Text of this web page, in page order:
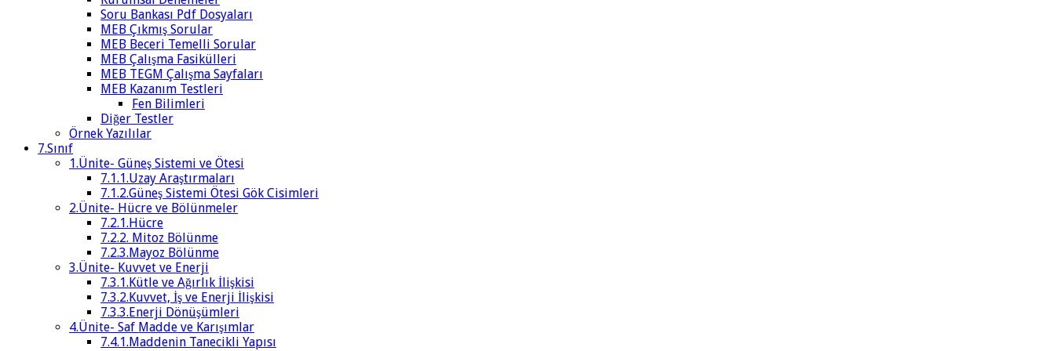
Soru Bankası Pdf Dosyaları
MEB Çıkmış Sorular
MEB Beceri Temelli Sorular
MEB Çalışma Fasikülleri
MEB TEGM Çalışma Sayfaları
MEB Kazanım Testleri
Fen Bilimleri
Diğer Testler
Örnek Yazılılar
7.Sınıf
1.Ünite- Güneş Sistemi ve Ötesi
7.1.1.Uzay Araştırmaları
7.1.2.Güneş Sistemi Ötesi Gök Cisimleri
2.Ünite- Hücre ve Bölünmeler
7.2.1.Hücre
7.2.2. Mitoz Bölünme
7.2.3.Mayoz Bölünme
3.Ünite- Kuvvet ve Enerji
7.3.1.Kütle ve Ağırlık İlişkisi
7.3.2.Kuvvet, İş ve Enerji İlişkisi
7.3.3.Enerji Dönüşümleri
4.Ünite- Saf Madde ve Karışımlar
7.4.1.Maddenin Tanecikli Yapısı